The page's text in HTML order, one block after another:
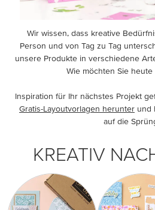
Wir wissen, dass kreative
Person und von Tag zu Tag
unsere Produkte in verschiedene
Wie möchten Sie heute
Inspiration für Ihr nächstes Projekt
Gratis-Layoutvorlagen herunter und
auf die
KREATIV